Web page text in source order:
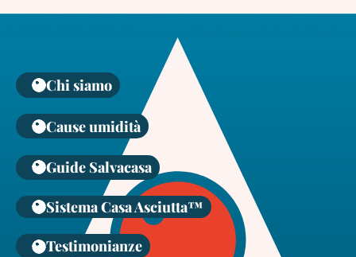
Chi siamo
Cause umidità
Guide Salvacasa
Sistema Casa Asciutta™
Testimonianze